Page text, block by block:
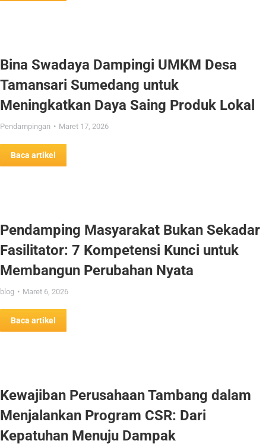
Bina Swadaya Dampingi UMKM Desa
Tamansari Sumedang untuk
Meningkatkan Daya Saing Produk Lokal
Pendampingan Maret 17, 2026
Baca artikel
Pendamping Masyarakat Bukan Sekadar
Fasilitator: 7 Kompetensi Kunci untuk
Membangun Perubahan Nyata
blog Maret 6, 2026
Baca artikel
Kewajiban Perusahaan Tambang dalam
Menjalankan Program CSR: Dari
Kepatuhan Menuju Dampak